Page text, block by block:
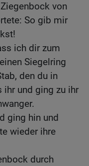
von
So gib mir
ich dir zum
Siegelring
den du in
ihr und ging zu ihr
ging hin und
wieder ihre
durch